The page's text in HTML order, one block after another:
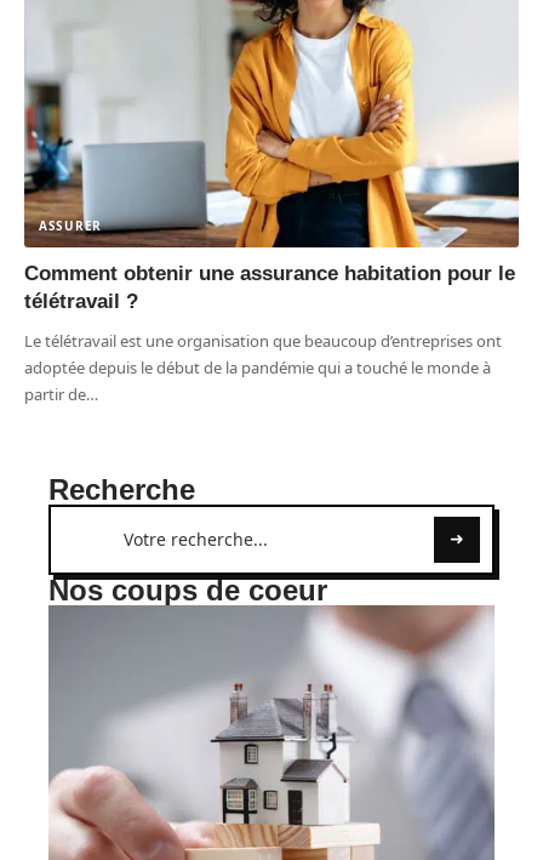
ASSURER
Comment obtenir une assurance habitation pour le
télétravail ?
Le télétravail est une organisation que beaucoup d’entreprises ont
adoptée depuis le début de la pandémie qui a touché le monde à
partir de…
Recherche
Nos coups de coeur